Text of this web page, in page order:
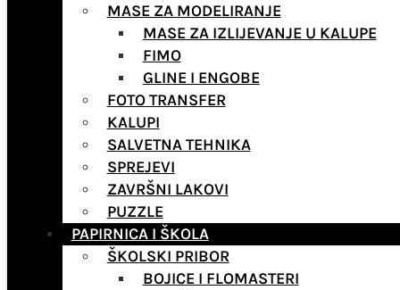
MASE ZA MODELIRANJE
MASE ZA IZLIJEVANJE U KALUPE
FIMO
GLINE I ENGOBE
FOTO TRANSFER
KALUPI
SALVETNA TEHNIKA
SPREJEVI
ZAVRŠNI LAKOVI
PUZZLE
PAPIRNICA I ŠKOLA
ŠKOLSKI PRIBOR
BOJICE I FLOMASTERI